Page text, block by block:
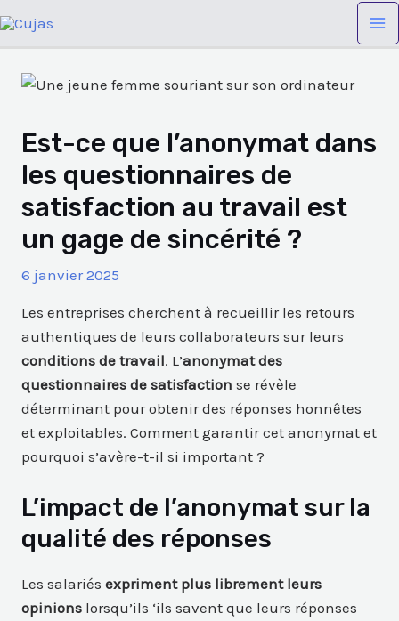
au
Est-ce que l’anonymat dans
les questionnaires de
satisfaction au travail est
un gage de sincérité ?
6 janvier 2025
Les entreprises cherchent à recueillir les retours
authentiques de leurs collaborateurs sur leurs
conditions de travail. L’anonymat des
questionnaires de satisfaction se révèle
déterminant pour obtenir des réponses honnêtes
et exploitables. Comment garantir cet anonymat et
pourquoi s’avère-t-il si important ?
L’impact de l’anonymat sur la
qualité des réponses
Les salariésexpriment plus librement leurs
opinions lorsqu’ils ‘ils savent que leurs réponses
des